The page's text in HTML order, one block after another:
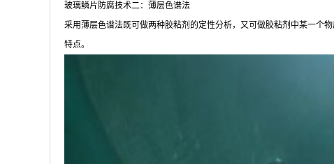
玻璃鳞片防腐技术二：薄层色谱法
采用薄层色谱法既可做两种胶粘剂的定性分析，又可做胶粘剂中某一个
特点。